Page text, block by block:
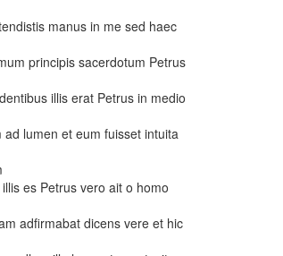
manus in me sed haec
principis sacerdotum Petrus
illis erat Petrus in medio
lumen et eum fuisset intuita
es Petrus vero ait o homo
adfirmabat dicens vere et hic